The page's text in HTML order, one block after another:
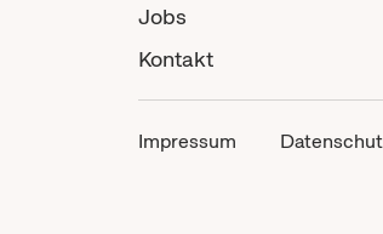
Jobs
Kontakt
Impressum